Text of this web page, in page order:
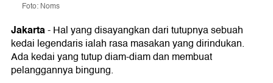
Foto: Noms
Jakarta-Hal yang disayangkan dari tutupnya sebuah
kedai legendaris ialah rasa masakan yang dirindukan.
Ada kedai yang tutup diam-diam dan membuat
pelanggannya bingung.